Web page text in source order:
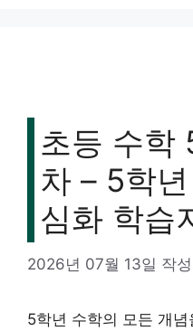
초등 수학
차 – 5학
심화 학습
2026년 07월 13일 작
5학년 수학의 모든 개